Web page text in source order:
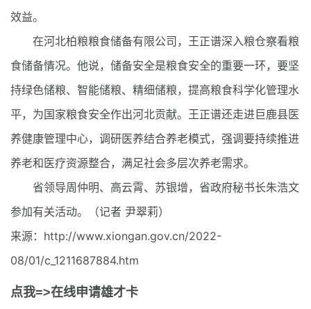
效益。
在河北柏粮粮食储备有限公司，王正谱深入粮仓察看粮
食储备情况。他说，储备安全是粮食安全的重要一环，要坚
持绿色储粮、智能储粮、精细储粮，提高粮食科学化管理水
平，为国家粮食安全作出河北贡献。王正谱还走进巨鹿县医
养健康管理中心，调研医养结合养老模式，强调要持续推进
养老和医疗资源整合，满足社会多层次养老需求。
省领导周仲明、高云霄、苏银增，省政府秘书长朱浩文
参加有关活动。（记者 尹翠莉）
来源：http://www.xiongan.gov.cn/2022-
08/01/c_1211687884.htm
点我=>在线申请雄才卡